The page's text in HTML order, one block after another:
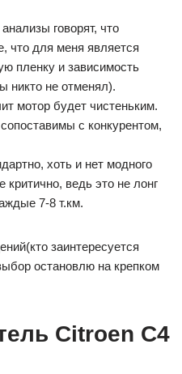
говорят, что
что для меня является
пленку и зависимость
никто не отменял).
мотор будет чистеньким.
с конкурентом,
хоть и нет модного
ведь это не лонг
7-8 т.км.
заинтересуется
остановлю на крепком
Citroen C4